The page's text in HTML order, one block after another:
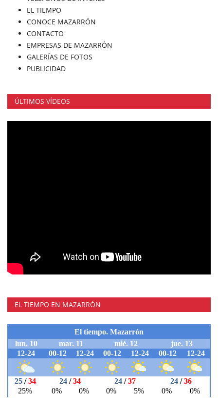
EL TIEMPO
CONOCE MAZARRÓN
CONTACTO
EMPRESAS DE MAZARRÓN
GALERÍAS DE FOTOS
PUBLICIDAD
ÚLTIMOS VÍDEOS
EL TIEMPO EN MAZARRÓN